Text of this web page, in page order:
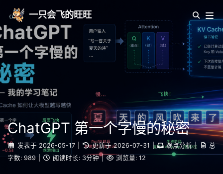
一只会飞的旺旺
ChatGPT 第一个字慢的秘密
发表于 2026-05-17 更新于 2026-07-31 | 观点分析 |
总
字数: 989 阅读时长: 3分钟 | 浏览量: 12